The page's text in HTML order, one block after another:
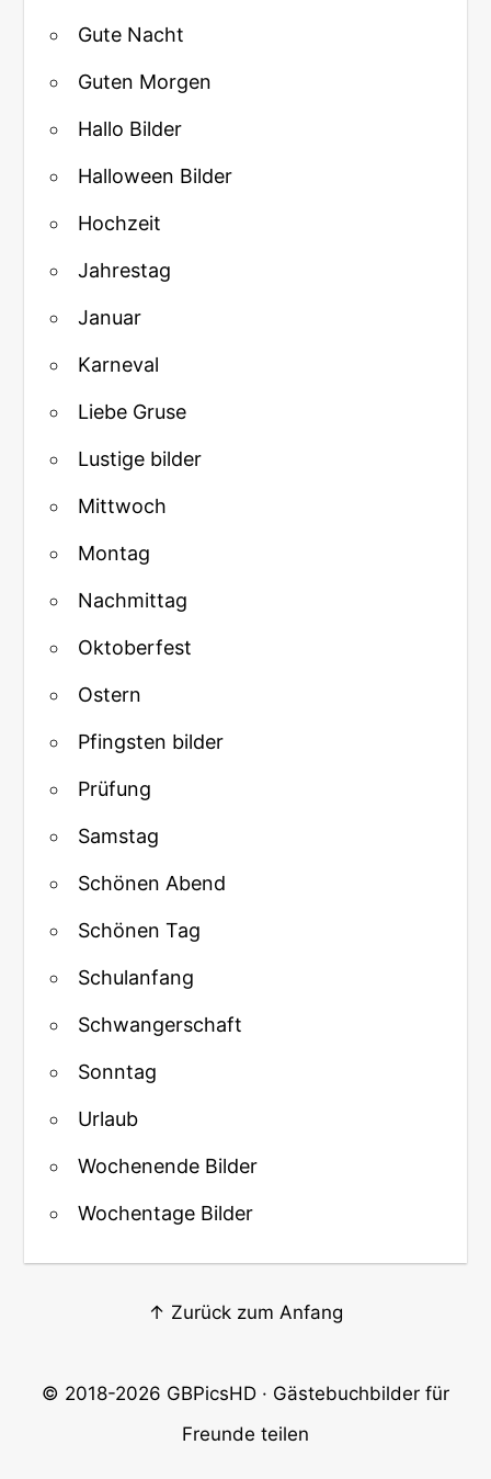
Gute Nacht
Guten Morgen
Hallo Bilder
Halloween Bilder
Hochzeit
Jahrestag
Januar
Karneval
Liebe Gruse
Lustige bilder
Mittwoch
Montag
Nachmittag
Oktoberfest
Ostern
Pfingsten bilder
Prüfung
Samstag
Schönen Abend
Schönen Tag
Schulanfang
Schwangerschaft
Sonntag
Urlaub
Wochenende Bilder
Wochentage Bilder
↑ Zurück zum Anfang
© 2018-2026 GBPicsHD · Gästebuchbilder für
Freunde teilen